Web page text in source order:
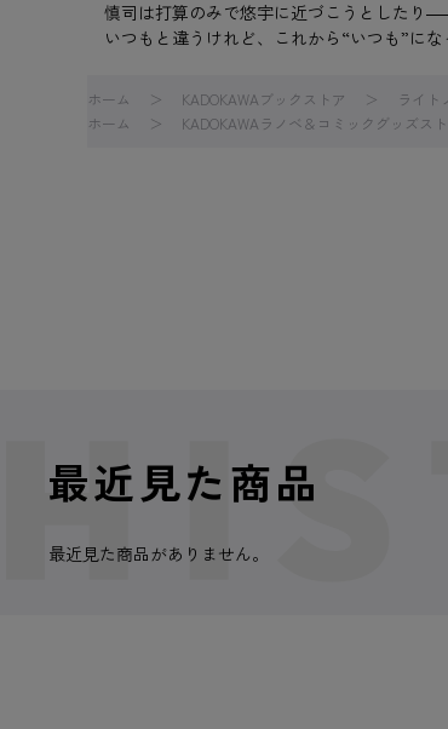
慎司は打算のみで悠宇に近づこうとしたり
いつもと違うけれど、これから“いつも”に
ホーム KADOKAWAブックストア ライト
ホーム
KADOKAWAラノベ＆コミックグッズス
最近見た商品
最近見た商品がありません。